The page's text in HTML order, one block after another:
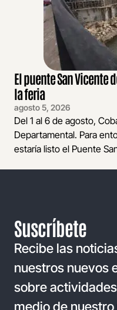
El puente San Vicente
la feria
agosto 5, 2026
Del 1 al 6 de agosto,
Departamental. Para
estaría listo el Puente
Suscríbete
Recibe las
nuestros nuevos
sobre
medio de